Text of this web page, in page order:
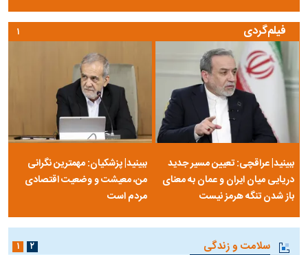
فیلم‌گردی
ببینید| عراقچی: تعیین مسیر جدید
دریایی میان ایران و عمان به معنای
باز شدن تنگه هرمز نیست
ببینید| پزشکیان: مهمترین نگرانی
من، معیشت و وضعیت اقتصادی
مردم است
۱
سلامت و زندگی ۱ ۲